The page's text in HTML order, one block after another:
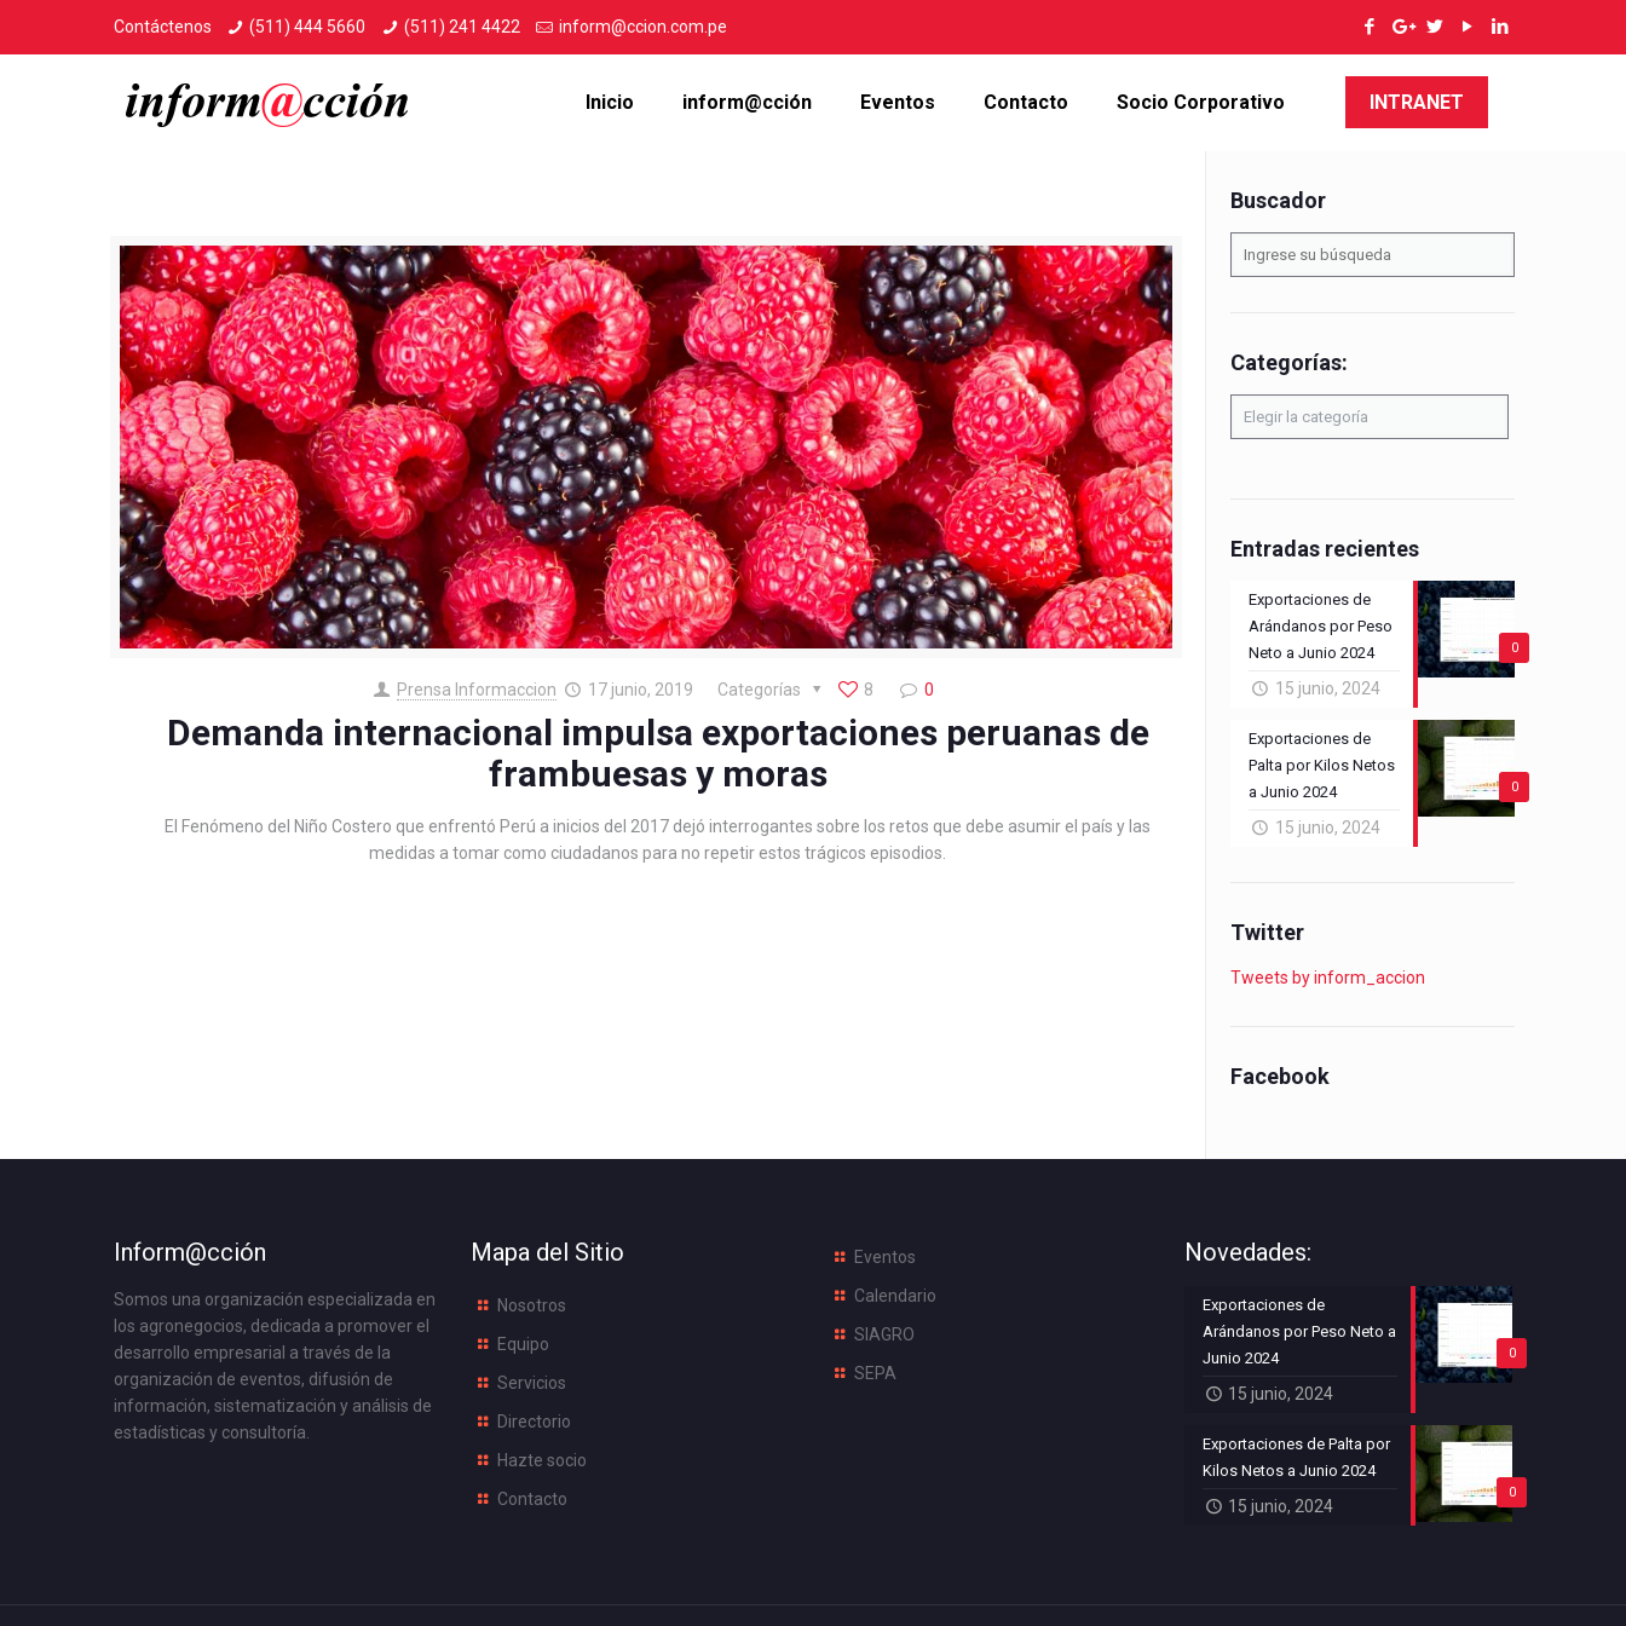
Contáctenos (511) 444 5660 (511) 241 4422 inform@ccion.com.pe
Inicio inform@cción Eventos Contacto Socio Corporativo INTRANET
Prensa Informaccion 17 junio, 2019 Categorías 8 0
Demanda internacional impulsa exportaciones peruanas de
frambuesas y moras
El Fenómeno del Niño Costero que enfrentó Perú a inicios del 2017 dejó interrogantes sobre los retos que debe asumir el país y las
medidas a tomar como ciudadanos para no repetir estos trágicos episodios.
Buscador
Categorías:
Categorías:
Entradas recientes
0
Exportaciones de
Arándanos por Peso
Neto a Junio 2024
15 junio, 2024
0
Exportaciones de
Palta por Kilos Netos
a Junio 2024
15 junio, 2024
Twitter
Tweets by inform_accion
Facebook
Inform@cción
Somos una organización especializada en
los agronegocios, dedicada a promover el
desarrollo empresarial a través de la
organización de eventos, difusión de
información, sistematización y análisis de
estadísticas y consultoría.
Mapa del Sitio
Nosotros
Equipo
Servicios
Directorio
Hazte socio
Contacto
Eventos
Calendario
SIAGRO
SEPA
Novedades:
0
Exportaciones de
Arándanos por Peso Neto a
Junio 2024
15 junio, 2024
0
Exportaciones de Palta por
Kilos Netos a Junio 2024
15 junio, 2024